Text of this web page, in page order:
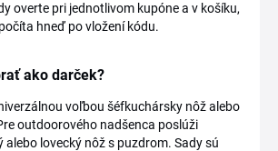
overte pri jednotlivom kupóne a v košíku,
hneď po vložení kódu.
ako darček?
voľbou šéfkuchársky nôž alebo
outdoorového nadšenca poslúži
alebo lovecký nôž s puzdrom. Sady sú